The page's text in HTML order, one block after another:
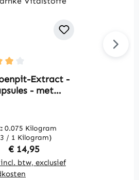
rating of 4 out of 5 stars
Extract -
- met
de
meer | Warnke
0.075 Kilogram
/ 1 Kilogram)
Regular price:
€ 14,95
btw, exclusief